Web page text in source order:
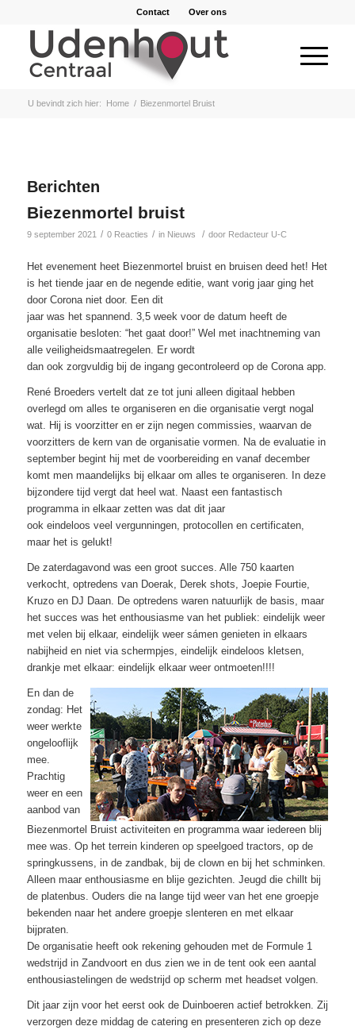
Contact Over ons
U bevindt zich hier: Home / Biezenmortel Bruist
Berichten
Biezenmortel bruist
9 september 2021 / 0 Reacties / in Nieuws / door Redacteur U-C
Het evenement heet Biezenmortel bruist en bruisen deed het! Het
is het tiende jaar en de negende editie, want vorig jaar ging het
door Corona niet door. Een dit
jaar was het spannend. 3,5 week voor de datum heeft de
organisatie besloten: “het gaat door!” Wel met inachtneming van
alle veiligheidsmaatregelen. Er wordt
dan ook zorgvuldig bij de ingang gecontroleerd op de Corona app.
René Broeders vertelt dat ze tot juni alleen digitaal hebben
overlegd om alles te organiseren en die organisatie vergt nogal
wat. Hij is voorzitter en er zijn negen commissies, waarvan de
voorzitters de kern van de organisatie vormen. Na de evaluatie in
september begint hij met de voorbereiding en vanaf december
komt men maandelijks bij elkaar om alles te organiseren. In deze
bijzondere tijd vergt dat heel wat. Naast een fantastisch
programma in elkaar zetten was dat dit jaar
ook eindeloos veel vergunningen, protocollen en certificaten,
maar het is gelukt!
De zaterdagavond was een groot succes. Alle 750 kaarten
verkocht, optredens van Doerak, Derek shots, Joepie Fourtie,
Kruzo en DJ Daan. De optredens waren natuurlijk de basis, maar
het succes was het enthousiasme van het publiek: eindelijk weer
met velen bij elkaar, eindelijk weer sámen genieten in elkaars
nabijheid en niet via schermpjes, eindelijk eindeloos kletsen,
drankje met elkaar: eindelijk elkaar weer ontmoeten!!!!
En dan de
zondag: Het
weer werkte
ongelooflijk
mee.
Prachtig
weer en een
aanbod van
Biezenmortel Bruist activiteiten en programma waar iedereen blij
mee was. Op het terrein kinderen op speelgoed tractors, op de
springkussens, in de zandbak, bij de clown en bij het schminken.
Alleen maar enthousiasme en blije gezichten. Jeugd die chillt bij
de platenbus. Ouders die na lange tijd weer van het ene groepje
bekenden naar het andere groepje slenteren en met elkaar
bijpraten.
De organisatie heeft ook rekening gehouden met de Formule 1
wedstrijd in Zandvoort en dus zien we in de tent ook een aantal
enthousiastelingen de wedstrijd op scherm met headset volgen.
Dit jaar zijn voor het eerst ook de Duinboeren actief betrokken. Zij
verzorgen deze middag de catering en presenteren zich op deze